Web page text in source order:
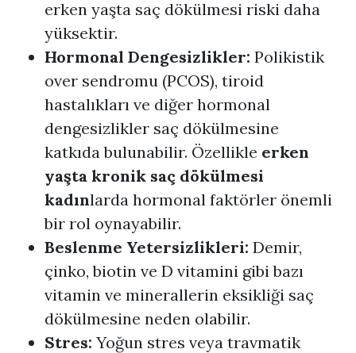
erken yaşta saç dökülmesi riski daha
yüksektir.
Hormonal Dengesizlikler: Polikistik
over sendromu (PCOS), tiroid
hastalıkları ve diğer hormonal
dengesizlikler saç dökülmesine
katkıda bulunabilir. Özellikle erken
yaşta kronik saç dökülmesi
kadınlarda hormonal faktörler önemli
bir rol oynayabilir.
Beslenme Yetersizlikleri: Demir,
çinko, biotin ve D vitamini gibi bazı
vitamin ve minerallerin eksikliği saç
dökülmesine neden olabilir.
Stres: Yoğun stres veya travmatik